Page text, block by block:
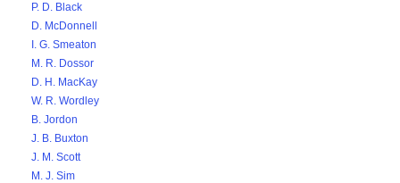
P. D. Black
D. McDonnell
I. G. Smeaton
M. R. Dossor
D. H. MacKay
W. R. Wordley
B. Jordon
J. B. Buxton
J. M. Scott
M. J. Sim